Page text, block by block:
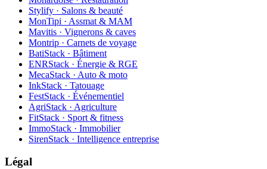
Stylify · Salons & beauté
MonTipi · Assmat & MAM
Mavitis · Vignerons & caves
Montrip · Carnets de voyage
BatiStack · Bâtiment
ENRStack · Énergie & RGE
MecaStack · Auto & moto
InkStack · Tatouage
FestStack · Événementiel
AgriStack · Agriculture
FitStack · Sport & fitness
ImmoStack · Immobilier
SirenStack · Intelligence entreprise
Légal